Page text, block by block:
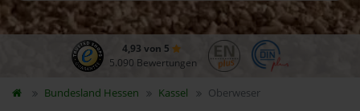
4,93 von 5
5.090 Bewertungen
Bundesland Hessen Kassel Oberweser